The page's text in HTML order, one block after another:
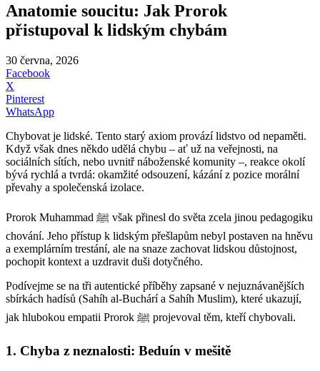
Anatomie soucitu: Jak Prorok
přistupoval k lidským chybám
30 června, 2026
Facebook
X
Pinterest
WhatsApp
Chybovat je lidské. Tento starý axiom provází lidstvo od nepaměti.
Když však dnes někdo udělá chybu – ať už na veřejnosti, na
sociálních sítích, nebo uvnitř náboženské komunity –, reakce okolí
bývá rychlá a tvrdá: okamžité odsouzení, kázání z pozice morální
převahy a společenská izolace.
Prorok Muhammad ﷺ však přinesl do světa zcela jinou pedagogiku
chování. Jeho přístup k lidským přešlapům nebyl postaven na hněvu
a exemplárním trestání, ale na snaze zachovat lidskou důstojnost,
pochopit kontext a uzdravit duši dotyčného.
Podívejme se na tři autentické příběhy zapsané v nejuznávanějších
sbírkách hadísů (Sahíh al-Buchárí a Sahíh Muslim), které ukazují,
jak hlubokou empatii Prorok ﷺ projevoval těm, kteří chybovali.
1. Chyba z neznalosti: Beduín v mešitě